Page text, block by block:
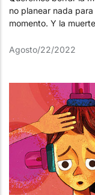
no planear nada
momento. Y la
Agosto/22/2022